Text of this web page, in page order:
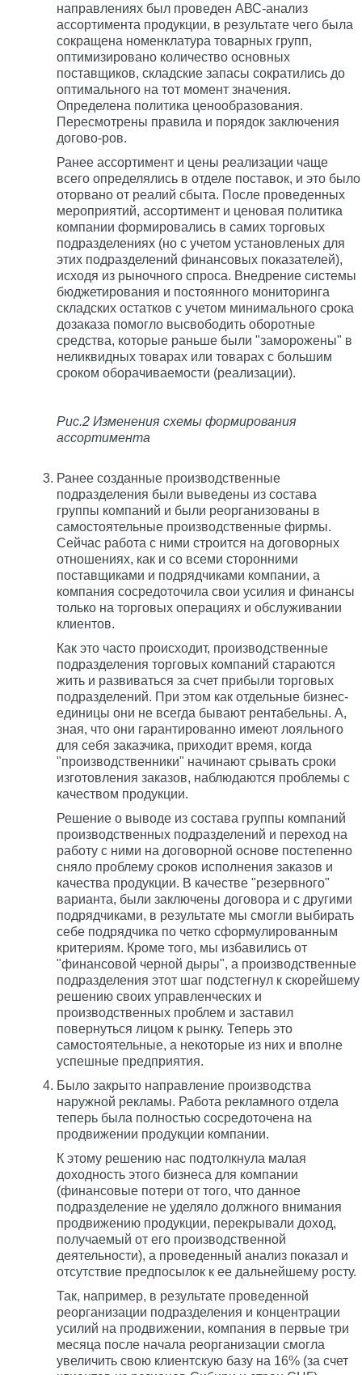
направлениях был проведен АВС-анализ
ассортимента продукции, в результате чего была
сокращена номенклатура товарных групп,
оптимизировано количество основных
поставщиков, складские запасы сократились до
оптимального на тот момент значения.
Определена политика ценообразования.
Пересмотрены правила и порядок заключения
догово-ров.
Ранее ассортимент и цены реализации чаще
всего определялись в отделе поставок, и это было
оторвано от реалий сбыта. После проведенных
мероприятий, ассортимент и ценовая политика
компании формировались в самих торговых
подразделениях (но с учетом установленых для
этих подразделений финансовых показателей),
исходя из рыночного спроса. Внедрение системы
бюджетирования и постоянного мониторинга
складских остатков с учетом минимального срока
дозаказа помогло высвободить оборотные
средства, которые раньше были "заморожены" в
неликвидных товарах или товарах с большим
сроком оборачиваемости (реализации).
Рис.2 Изменения схемы формирования
ассортимента
Ранее созданные производственные
подразделения были выведены из состава
группы компаний и были реорганизованы в
самостоятельные производственные фирмы.
Сейчас работа с ними строится на договорных
отношениях, как и со всеми сторонними
поставщиками и подрядчиками компании, а
компания сосредоточила свои усилия и финансы
только на торговых операциях и обслуживании
клиентов.
Как это часто происходит, производственные
подразделения торговых компаний стараются
жить и развиваться за счет прибыли торговых
подразделений. При этом как отдельные бизнес-
единицы они не всегда бывают рентабельны. А,
зная, что они гарантированно имеют лояльного
для себя заказчика, приходит время, когда
"производственники" начинают срывать сроки
изготовления заказов, наблюдаются проблемы с
качеством продукции.
Решение о выводе из состава группы компаний
производственных подразделений и переход на
работу с ними на договорной основе постепенно
сняло проблему сроков исполнения заказов и
качества продукции. В качестве "резервного"
варианта, были заключены договора и с другими
подрядчиками, в результате мы смогли выбирать
себе подрядчика по четко сформулированным
критериям. Кроме того, мы избавились от
"финансовой черной дыры", а производственные
подразделения этот шаг подстегнул к скорейшему
решению своих управленческих и
производственных проблем и заставил
повернуться лицом к рынку. Теперь это
самостоятельные, а некоторые из них и вполне
успешные предприятия.
Было закрыто направление производства
наружной рекламы. Работа рекламного отдела
теперь была полностью сосредоточена на
продвижении продукции компании.
К этому решению нас подтолкнула малая
доходность этого бизнеса для компании
(финансовые потери от того, что данное
подразделение не уделяло должного внимания
продвижению продукции, перекрывали доход,
получаемый от его производственной
деятельности), а проведенный анализ показал и
отсутствие предпосылок к ее дальнейшему росту.
Так, например, в результате проведенной
реорганизации подразделения и концентрации
усилий на продвижении, компания в первые три
месяца после начала реорганизации смогла
увеличить свою клиентскую базу на 16% (за счет